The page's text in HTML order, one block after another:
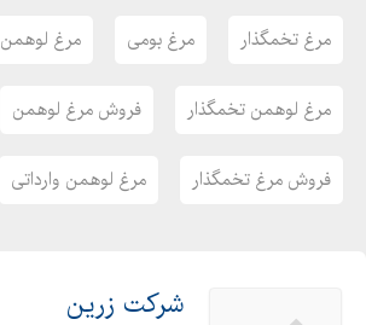
مرغ تخمگذار مرغ بومی مرغ لوهمن
مرغ لوهمن تخمگذار فروش مرغ لوهمن
فروش مرغ تخمگذار مرغ لوهمن وارداتی
شرکت زرین